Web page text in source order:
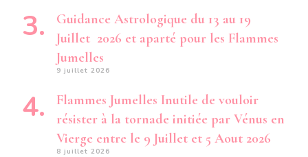
Guidance Astrologique du 13 au 19
Juillet 2026 et aparté pour les Flammes
Jumelles
9 juillet 2026
Flammes Jumelles Inutile de vouloir
résister à la tornade initiée par Vénus en
Vierge entre le 9 Juillet et 5 Aout 2026
8 juillet 2026